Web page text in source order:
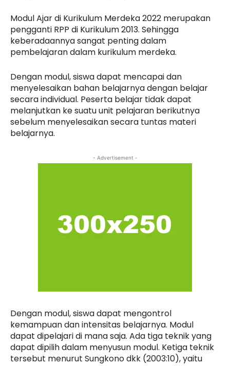
Modul Ajar di Kurikulum Merdeka 2022 merupakan
pengganti RPP di Kurikulum 2013. Sehingga
keberadaannya sangat penting dalam
pembelajaran dalam kurikulum merdeka.
Dengan modul, siswa dapat mencapai dan
menyelesaikan bahan belajarnya dengan belajar
secara individual. Peserta belajar tidak dapat
melanjutkan ke suatu unit pelajaran berikutnya
sebelum menyelesaikan secara tuntas materi
belajarnya.
- Advertisement -
Dengan modul, siswa dapat mengontrol
kemampuan dan intensitas belajarnya. Modul
dapat dipelajari di mana saja. Ada tiga teknik yang
dapat dipilih dalam menyusun modul. Ketiga teknik
tersebut menurut Sungkono dkk (2003:10), yaitu